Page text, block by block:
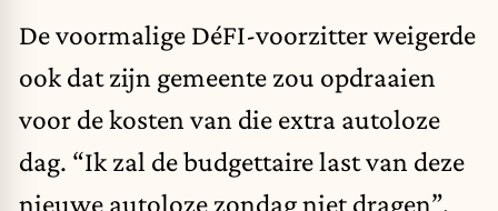
De voormalige DéFI-voorzitter weigerde
ook dat zijn gemeente zou opdraaien
voor de kosten van die extra autoloze
dag. “Ik zal de budgettaire last van deze
nieuwe autoloze zondag niet dragen”,